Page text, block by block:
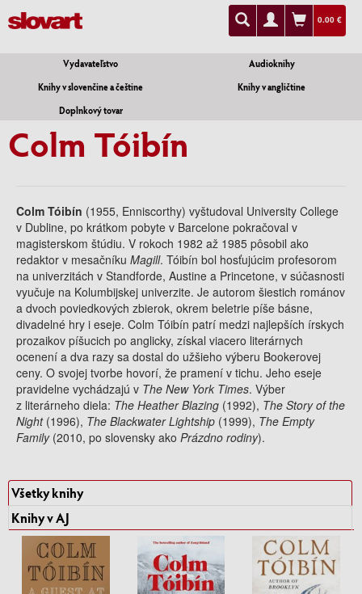
0.00 €
Vydavateľstvo
Audioknihy
Knihy v slovenčine a češtine
Knihy v angličtine
Doplnkový tovar
Colm Tóibín
Colm Tóibín (1955, Enniscorthy) vyštudoval University College
v Dubline, po krátkom pobyte v Barcelone pokračoval v
magisterskom štúdiu. V rokoch 1982 až 1985 pôsobil ako
redaktor v mesačníku Magill. Tóibín bol hosťujúcim profesorom
na univerzitách v Standforde, Austine a Princetone, v súčasnosti
vyučuje na Kolumbijskej univerzite. Je autorom šiestich románov
a dvoch poviedkových zbierok, okrem beletrie píše básne,
divadelné hry i eseje. Colm Tóibín patrí medzi najlepších írskych
prozaikov píšucich po anglicky, získal viacero literárnych
ocenení a dva razy sa dostal do užšieho výberu Bookerovej
ceny. O svojej tvorbe hovorí, že pramení v tichu. Jeho eseje
pravidelne vychádzajú v The New York Times. Výber
z literárneho diela: The Heather Blazing (1992), The Story of the
Night (1996), The Blackwater Lightship (1999), The Empty
Family (2010, po slovensky ako Prázdno rodiny).
Všetky knihy
Knihy v AJ